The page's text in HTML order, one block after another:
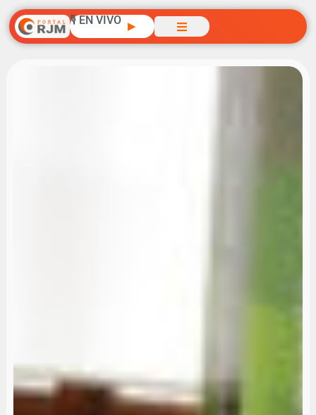
🎙️ EN VIVO ▶